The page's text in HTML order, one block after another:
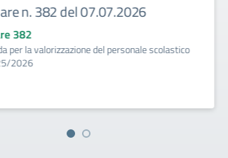
n. 382 del 07.07.2026
382
per la valorizzazione del personale scolastico
2026